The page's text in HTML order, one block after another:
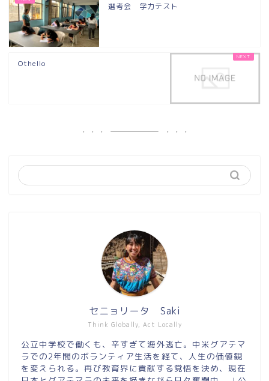
選考会 学力テスト
Othello
Think Globally, Act Locally
セニョリータ Saki
公立中学校で働くも、辛すぎて海外逃亡。中米グアテマ
ラでの2年間のボランティア生活を経て、人生の価値観
を変えられる。再び教育界に貢献する覚悟を決め、現在